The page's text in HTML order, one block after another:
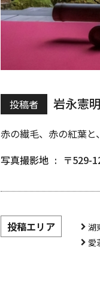
投稿者 岩永憲明
赤の繊毛、赤の紅葉と
写真撮影地
〒529-
投稿エリア
湖
愛